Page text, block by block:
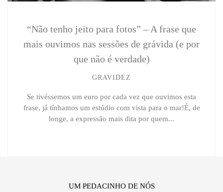
“Não tenho jeito para fotos” – A frase que
mais ouvimos nas sessões de grávida (e por
que não é verdade)
GRAVIDEZ
Se tivéssemos um euro por cada vez que ouvimos esta
frase, já tínhamos um estúdio com vista para o mar!É, de
longe, a expressão mais dita por quem...
UM PEDACINHO DE NÓS